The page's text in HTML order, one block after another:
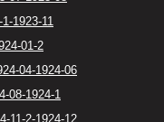
1-1923-11
01-2
04-1924-06
08-1924-1
11-2-1924-12